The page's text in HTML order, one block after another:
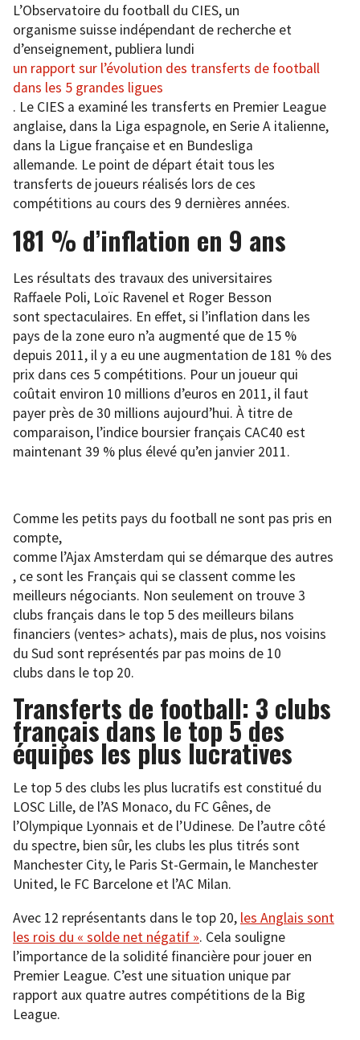
L’Observatoire du football du CIES, un
organisme suisse indépendant de recherche et
d’enseignement, publiera lundi
un rapport sur l’évolution des transferts de football
dans les 5 grandes ligues
. Le CIES a examiné les transferts en Premier League
anglaise, dans la Liga espagnole, en Serie A italienne,
dans la Ligue française et en Bundesliga
allemande. Le point de départ était tous les
transferts de joueurs réalisés lors de ces
compétitions au cours des 9 dernières années.
181 % d’inflation en 9 ans
Les résultats des travaux des universitaires
Raffaele Poli, Loïc Ravenel et Roger Besson
sont spectaculaires. En effet, si l’inflation dans les
pays de la zone euro n’a augmenté que de 15 %
depuis 2011, il y a eu une augmentation de 181 % des
prix dans ces 5 compétitions. Pour un joueur qui
coûtait environ 10 millions d’euros en 2011, il faut
payer près de 30 millions aujourd’hui. À titre de
comparaison, l’indice boursier français CAC40 est
maintenant 39 % plus élevé qu’en janvier 2011.
Comme les petits pays du football ne sont pas pris en
compte,
comme l’Ajax Amsterdam qui se démarque des autres
, ce sont les Français qui se classent comme les
meilleurs négociants. Non seulement on trouve 3
clubs français dans le top 5 des meilleurs bilans
financiers (ventes> achats), mais de plus, nos voisins
du Sud sont représentés par pas moins de 10
clubs dans le top 20.
Transferts de football: 3 clubs
français dans le top 5 des
équipes les plus lucratives
Le top 5 des clubs les plus lucratifs est constitué du
LOSC Lille, de l’AS Monaco, du FC Gênes, de
l’Olympique Lyonnais et de l’Udinese. De l’autre côté
du spectre, bien sûr, les clubs les plus titrés sont
Manchester City, le Paris St-Germain, le Manchester
United, le FC Barcelone et l’AC Milan.
Avec 12 représentants dans le top 20, les Anglais sont
les rois du « solde net négatif ». Cela souligne
l’importance de la solidité financière pour jouer en
Premier League. C’est une situation unique par
rapport aux quatre autres compétitions de la Big
League.